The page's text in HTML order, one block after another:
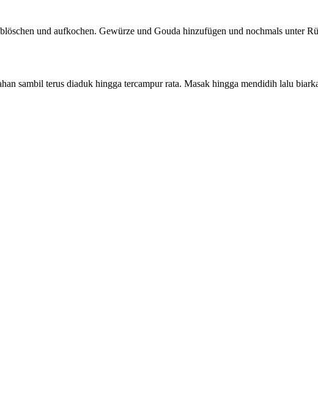
und aufkochen. Gewürze und Gouda hinzufügen und nochmals unter
sambil terus diaduk hingga tercampur rata. Masak hingga mendidih lalu